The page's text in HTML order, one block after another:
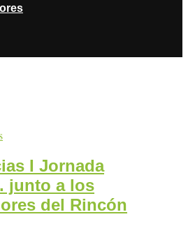
I Jornada
junto a los
del Rincón